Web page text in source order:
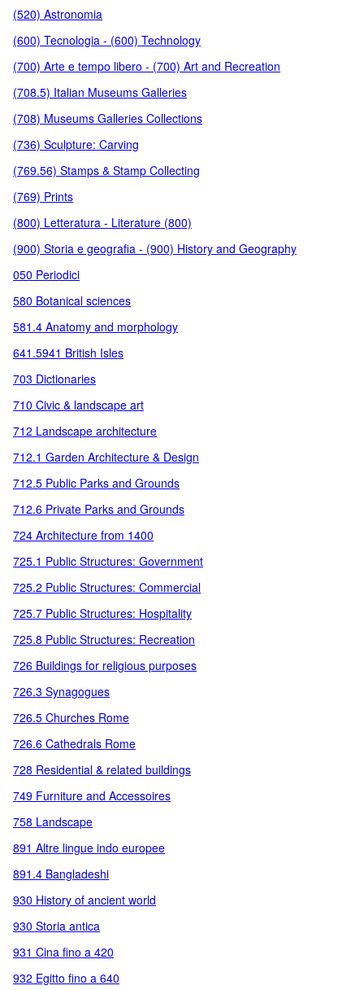
(520) Astronomia
(600) Tecnologia - (600) Technology
(700) Arte e tempo libero - (700) Art and Recreation
(708.5) Italian Museums Galleries
(708) Museums Galleries Collections
(736) Sculpture: Carving
(769.56) Stamps & Stamp Collecting
(769) Prints
(800) Letteratura - Literature (800)
(900) Storia e geografia - (900) History and Geography
050 Periodici
580 Botanical sciences
581.4 Anatomy and morphology
641.5941 British Isles
703 Dictionaries
710 Civic & landscape art
712 Landscape architecture
712.1 Garden Architecture & Design
712.5 Public Parks and Grounds
712.6 Private Parks and Grounds
724 Architecture from 1400
725.1 Public Structures: Government
725.2 Public Structures: Commercial
725.7 Public Structures: Hospitality
725.8 Public Structures: Recreation
726 Buildings for religious purposes
726.3 Synagogues
726.5 Churches Rome
726.6 Cathedrals Rome
728 Residential & related buildings
749 Furniture and Accessoires
758 Landscape
891 Altre lingue indo europee
891.4 Bangladeshi
930 History of ancient world
930 Storia antica
931 Cina fino a 420
932 Egitto fino a 640